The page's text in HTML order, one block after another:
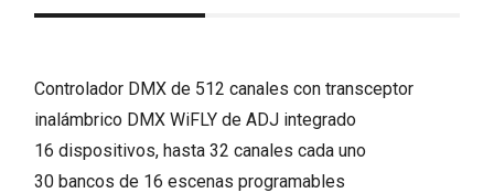
Controlador DMX de 512 canales con transceptor
inalámbrico DMX WiFLY de ADJ integrado
16 dispositivos, hasta 32 canales cada uno
30 bancos de 16 escenas programables